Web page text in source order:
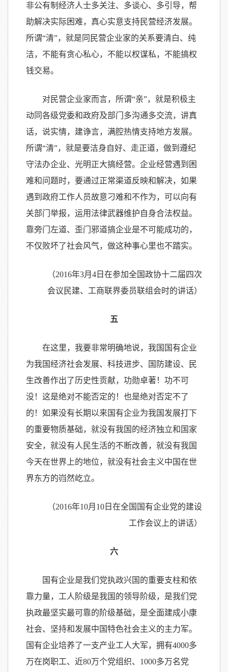
非公有制经济人士多关注、多谈心、多引导，帮
助解决实际困难，真心实意支持民营经济发展。
所谓“清”，就是同民营企业家的关系要清白、纯
洁，不能有贪心私心，不能以权谋私，不能搞权
钱交易。
对民营企业家而言，所谓“亲”，就是积极主
动同各级党委和政府及部门多沟通多交流，讲真
话，说实情，建诤言，满腔热情支持地方发展。
所谓“清”，就是要洁身自好、走正道，做到遵纪
守法办企业、光明正大搞经营。企业经营遇到困
难和问题时，要通过正常渠道反映和解决，如果
遇到政府工作人员故意刁难和不作为，可以向有
关部门举报，运用法律武器维护自身合法权益。
靠旁门左道、歪门邪道搞企业是不可能成功的，
不仅败坏了社会风气，做这种事心里也不踏实。
（2016年3月4日在参加全国政协十二届四次
会议民建、工商联界委员联组会时的讲话）
五
在这里，我要非常明确地说，我国国有企业
为我国经济社会发展、科技进步、国防建设、民
生改善作出了历史性贡献，功勋卓著！功不可
没！这是绝对不能否定的！也是绝对否定不了
的！如果没有长期以来国有企业为我国发展打下
的重要物质基础，就没有我国的经济独立和国家
安全，就没有人民生活的不断改善，就没有我国
今天在世界上的地位，就没有社会主义中国在世
界东方的岿然屹立。
（2016年10月10日在全国国有企业党的建设
工作会议上的讲话）
六
国有企业是我们党执政兴国的重要支柱和依
靠力量，工人阶级是我国的领导阶级，是我们党
执政最坚实最可靠的阶级基础，是全面建成小康
社会、坚持和发展中国特色社会主义的主力军。
国有企业培养了一支产业工人大军，拥有4000多
万在岗职工、近80万个党组织、1000多万名党